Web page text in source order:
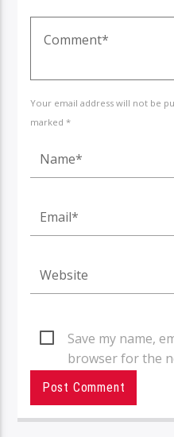
Your email address will not be
marked *
Save my name,
browser for the